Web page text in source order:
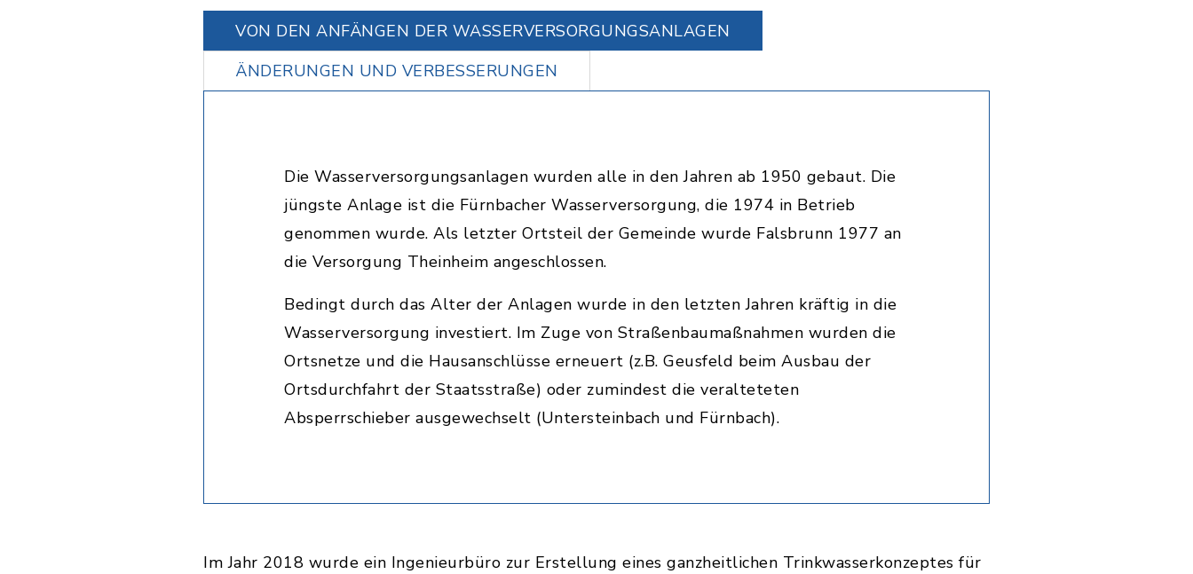
VON DEN ANFÄNGEN DER WASSERVERSORGUNGSANLAGEN
ÄNDERUNGEN UND VERBESSERUNGEN
Die Wasserversorgungsanlagen wurden alle in den Jahren ab 1950 gebaut. Die
jüngste Anlage ist die Fürnbacher Wasserversorgung, die 1974 in Betrieb
genommen wurde. Als letzter Ortsteil der Gemeinde wurde Falsbrunn 1977 an
die Versorgung Theinheim angeschlossen.
Bedingt durch das Alter der Anlagen wurde in den letzten Jahren kräftig in die
Wasserversorgung investiert. Im Zuge von Straßenbaumaßnahmen wurden die
Ortsnetze und die Hausanschlüsse erneuert (z.B. Geusfeld beim Ausbau der
Ortsdurchfahrt der Staatsstraße) oder zumindest die veralteteten
Absperrschieber ausgewechselt (Untersteinbach und Fürnbach).
Im Jahr 2018 wurde ein Ingenieurbüro zur Erstellung eines ganzheitlichen Trinkwasserkonzeptes für